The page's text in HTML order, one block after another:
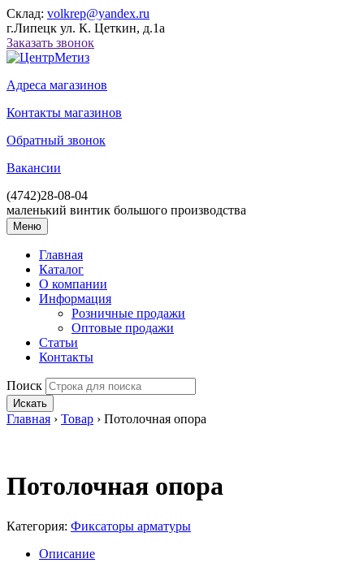
Склад: volkrep@yandex.ru
г.Липецк ул. К. Цеткин, д.1а
Заказать звонок
Адреса магазинов
Контакты магазинов
Обратный звонок
Вакансии
(4742)28-08-04
маленький винтик большого производства
Меню
Главная
Каталог
О компании
Информация
Розничные продажи
Оптовые продажи
Статьи
Контакты
Поиск
Искать
Главная › Товар › Потолочная опора
Потолочная опора
Категория: Фиксаторы арматуры
Описание